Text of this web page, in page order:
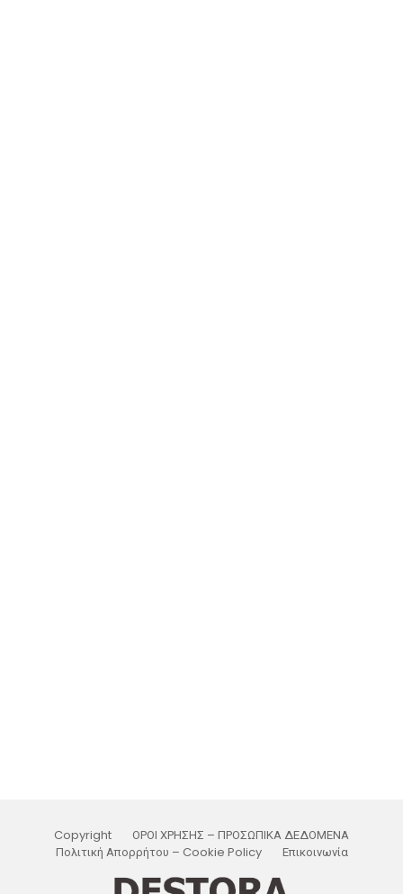
Copyright
ΟΡΟΙ ΧΡΗΣΗΣ – ΠΡΟΣΩΠΙΚΑ ΔΕΔΟΜΕΝΑ
Πολιτική Απορρήτου – Cookie Policy
Επικοινωνία